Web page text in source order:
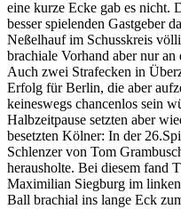
eine kurze Ecke gab es nicht.
besser spielenden Gastgeber
Neßelhauf im Schusskreis
brachiale Vorhand aber nur
Auch zwei Strafecken in
Erfolg für Berlin, die aber
keineswegs chancenlos sein
Halbzeitpause setzten aber
besetzten Kölner: In der
Schlenzer von Tom
herausholte. Bei diesem fand
Maximilian Siegburg im
Ball brachial ins lange Eck